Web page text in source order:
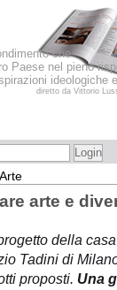
che
Paese nel pieno
ideologiche
diretto da Vittorio
Arte
arte e
della
Tadini di
proposti. Una